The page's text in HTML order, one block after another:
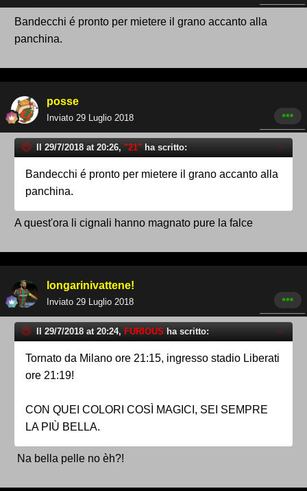
Bandecchi é pronto per mietere il grano accanto alla
panchina.
posse
Inviato 29 Luglio 2018
Il 29/7/2018 at 20:26, "21" ha scritto:
Bandecchi é pronto per mietere il grano accanto alla
panchina.
A quest'ora li cignali hanno magnato pure la falce
longarinivattene!
Inviato 29 Luglio 2018
Il 29/7/2018 at 20:24, FURIOUS ha scritto:
Tornato da Milano ore 21:15, ingresso stadio Liberati
ore 21:19!
CON QUEI COLORI COSÌ MAGICI, SEI SEMPRE
LA PIÙ BELLA.
Na bella pelle no èh?!